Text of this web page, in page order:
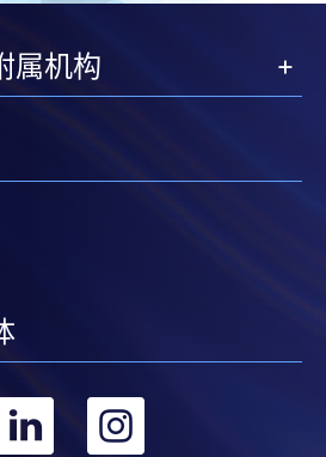
属机构
转 转